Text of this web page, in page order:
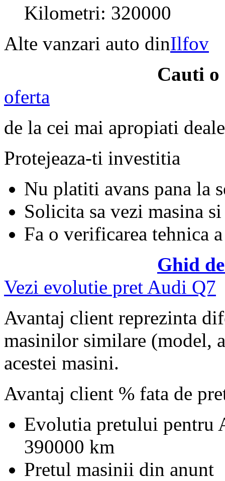
Kilometri: 320000
Alte vanzari auto dinIlfov
Cauti o
oferta
de la cei mai apropiati
Protejeaza-ti investitia
Nu platiti avans pana la
Solicita sa vezi masina si
Fa o verificarea tehnica
Ghid
Vezi evolutie pret Audi Q7
Avantaj client reprezinta
masinilor similare (model,
acestei masini.
Avantaj client % fata de
Evolutia pretului pentru
390000 km
Pretul masinii din anunt